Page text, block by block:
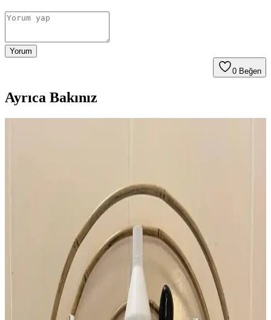
Yorum
0 Beğen
Ayrıca Bakınız
versiyonları arasındaki formül ve tasarım farkları, kullanıcı
deneyimleri ve şişe etiketlerinin önemi detaylı şekilde inceleniyor.
Lattafa Parfümleri: Kalite, Kullanıcı Deneyimleri ve
Fiyat-Performans Değerlendirmesi
Lattafa parfümleri uygun fiyatları ve çeşitli koku profilleriyle dikkat
çekiyor. Kullanıcı deneyimleri kalite ve kalıcılık konusunda farklılık
gösterirken, macerasyon süreci öneriliyor.
İlkbahar İçin Katmanlı Parfüm ve Doğal Koku
Önerileriyle Ferah Aromalar